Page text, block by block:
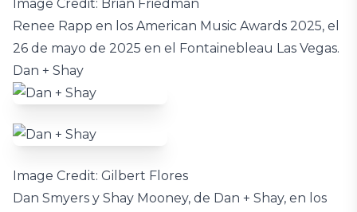
Image Credit: Brian Friedman
Renee Rapp en los American Music Awards 2025, el
26 de mayo de 2025 en el Fontainebleau Las Vegas.
Dan + Shay
Image Credit: Gilbert Flores
Dan Smyers y Shay Mooney, de Dan + Shay, en los